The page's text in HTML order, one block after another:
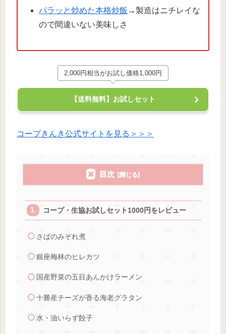
パラッと炒めた本格炒飯 →製造はニチレイな
ので間違いない美味しさ
2,000円相当がお試し価格1,000円
【送料無料】お試しセット
コープきんき公式サイトを見る＞＞＞
目次
コープ・生協お試しセット1000円をレビュー
さばのみぞれ煮
銀座梅林のヒレカツ
国産野菜の五目あんかけラーメン
十勝産チーズが香る海老グラタン
水・油いらず餃子